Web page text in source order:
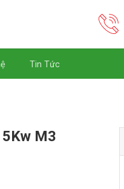
Tin Tức
M3